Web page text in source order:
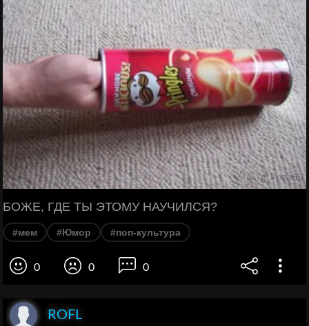
БОЖЕ, ГДЕ ТЫ ЭТОМУ НАУЧИЛСЯ?
#мем #Юмор #поп-культура
0 0 0
ROFL